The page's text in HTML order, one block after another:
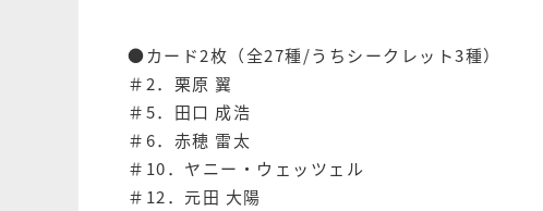
●カード2枚（全27種/うちシークレット3種）
＃2．栗原 翼
＃5．田口 成浩
＃6．赤穂 雷太
＃10．ヤニー・ウェッツェル
＃12．元田 大陽